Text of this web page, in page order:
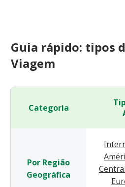
Guia rápido: tipos
Viagem
Categoria
Por Região
Geográfica
Central